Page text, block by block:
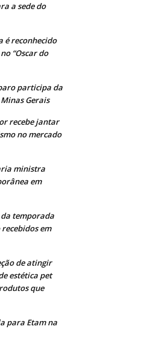
a sede do
é reconhecido
“Oscar do
participa da
Gerais
recebe jantar
no mercado
ministra
em
temporada
em
de atingir
estética pet
que
para Etam na